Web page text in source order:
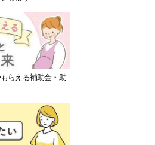
らえる補助金・助